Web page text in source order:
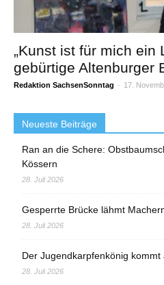
„Kunst ist für mich ein
gebürtige Altenburger
Redaktion SachsenSonntag - 17.
Neueste Beiträge
Ran an die Schere:
Kössern
28. Juli 2026
Gesperrte Brücke lähmt
28. Juli 2026
Der Jugendkarpfenkönig
28. Juli 2026